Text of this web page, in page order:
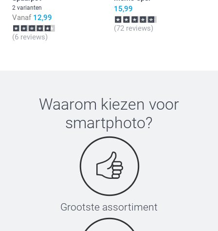
2 varianten
Vanaf 12,99
(6 reviews)
15,99
(72 reviews)
Waarom kiezen voor
smartphoto?
Grootste assortiment